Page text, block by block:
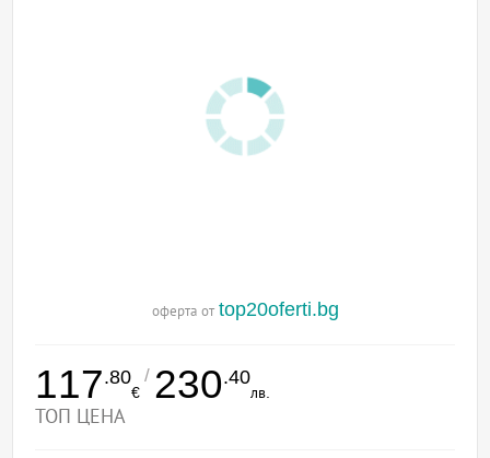
оферта от top20oferti.bg
117.80
€
/ 230.40
лв.
ТОП ЦЕНА